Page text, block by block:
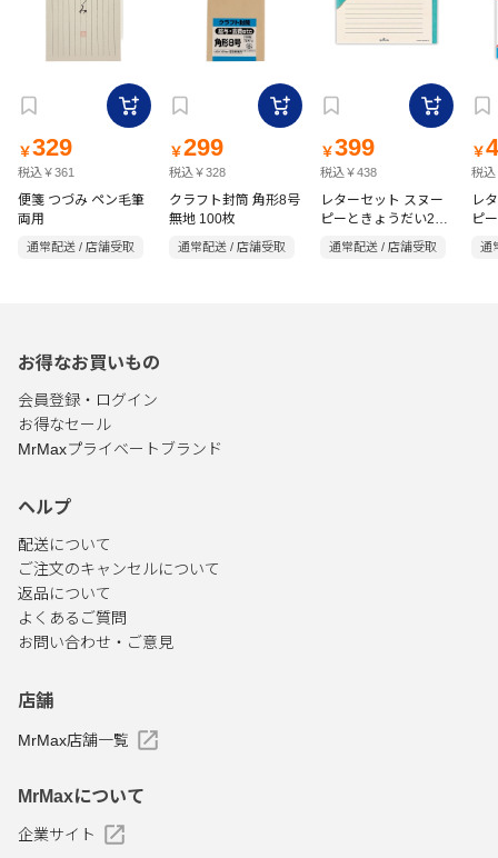
￥329
税込￥361
便箋 つづみ ペン毛筆
両用
通常配送 / 店舗受取
￥299
税込￥328
クラフト封筒 角形8号
無地 100枚
通常配送 / 店舗受取
￥399
税込￥438
レターセット スヌー
ピーときょうだい2
通常配送 / 店舗受取
￥
税込
レ
ピ
通
お得なお買いもの
会員登録・ログイン
お得なセール
MrMaxプライベートブランド
ヘルプ
配送について
ご注文のキャンセルについて
返品について
よくあるご質問
お問い合わせ・ご意見
店舗
MrMax店舗一覧
MrMaxについて
企業サイト